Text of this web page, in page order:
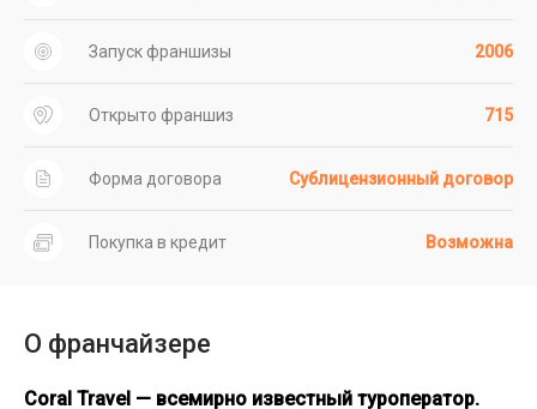
Запуск франшизы 2006
Открыто франшиз 715
Форма договора Сублицензионный договор
Покупка в кредит Возможна
О франчайзере
Coral Travel — всемирно известный туроператор.